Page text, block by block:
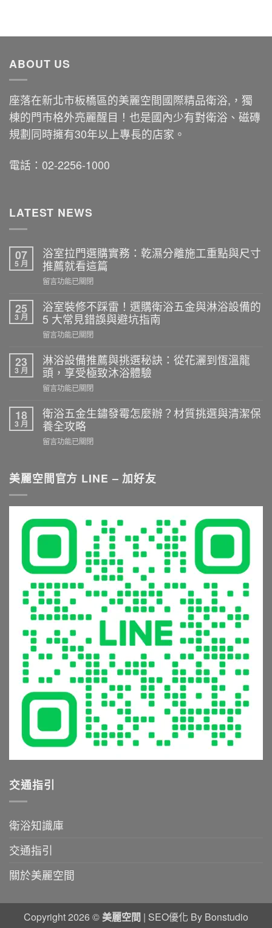
ABOUT US
座落在新北市板橋區的美麗空間國際精品衛浴,，獨
棟的門市格外亮麗醒目！也是國內少有對衛浴、磁磚
規劃同時擁有30年以上專長的店家。
電話：02-2256-1000
LATEST NEWS
07
5 月
浴室拉門選購實務：乾濕分離施工重點與尺寸
推薦就看這篇
在
室
拉
門
選
實
務：
乾
分
離
施
工
與
薦
就
這
篇〉
中
留言功能已關閉
25
3 月
浴室裝修不踩雷！選購衛浴五金與淋浴設備的
5 大常見錯誤與避坑指南
在
室
裝
修
不
雷！
選
購
五
金
淋
浴
設
5
大
常
見
誤
避
坑
南〉
中
留言功能已關閉
23
3 月
淋浴設備推薦與挑選秘訣：從花灑到恆溫龍
頭，享受極致沐浴體驗
在
浴
設
備
推
挑
從
花
到
恆
溫
龍
頭，
享
極
致
沐
浴
體
驗〉
中
留言功能已關閉
18
3 月
衛浴五金生鏽發霉怎麼辦？材質挑選與清潔保
養全攻略
在
五
金
發
霉
麼
辦？
質
挑
選
清
保
全
攻
略〉
留言功能已關閉
美麗空間官方 LINE – 加好友
交通指引
衛浴知識庫
交通指引
關於美麗空間
Copyright 2026 © 美麗空間 | SEO優化 By Bonstudio